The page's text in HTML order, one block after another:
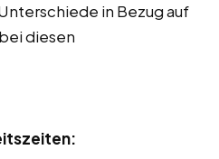
in Bezug auf
diesen